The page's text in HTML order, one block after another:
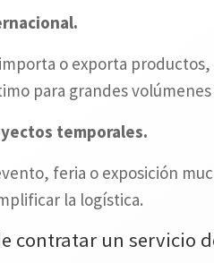
o exporta
para grandes
temporales.
feria o exposición
la logística.
contratar un servicio